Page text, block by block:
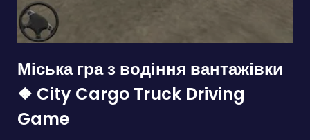
Міська гра з водіння вантажівки
❖ City Cargo Truck Driving
Game